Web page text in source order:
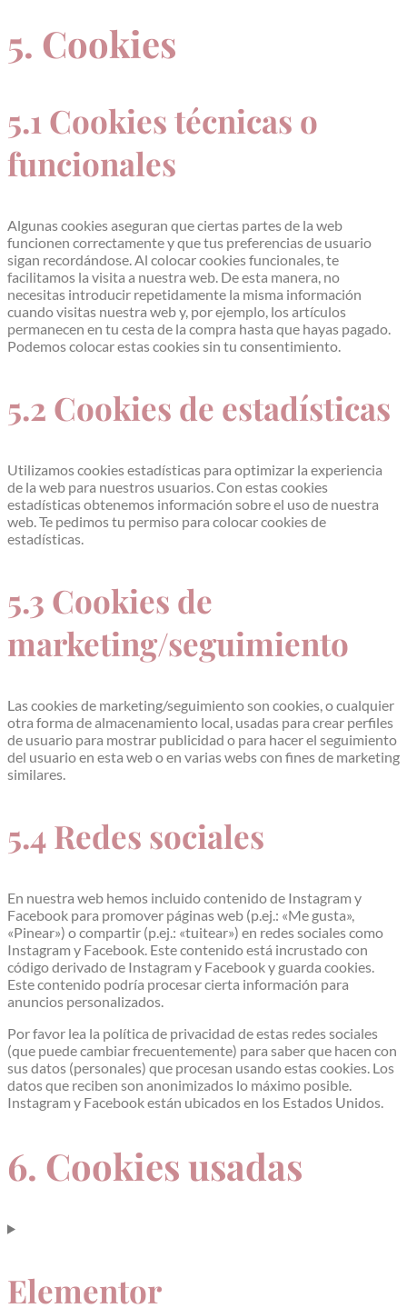
5. Cookies
5.1 Cookies técnicas o
funcionales
Algunas cookies aseguran que ciertas partes de la web
funcionen correctamente y que tus preferencias de usuario
sigan recordándose. Al colocar cookies funcionales, te
facilitamos la visita a nuestra web. De esta manera, no
necesitas introducir repetidamente la misma información
cuando visitas nuestra web y, por ejemplo, los artículos
permanecen en tu cesta de la compra hasta que hayas pagado.
Podemos colocar estas cookies sin tu consentimiento.
5.2 Cookies de estadísticas
Utilizamos cookies estadísticas para optimizar la experiencia
de la web para nuestros usuarios. Con estas cookies
estadísticas obtenemos información sobre el uso de nuestra
web. Te pedimos tu permiso para colocar cookies de
estadísticas.
5.3 Cookies de
marketing/seguimiento
Las cookies de marketing/seguimiento son cookies, o cualquier
otra forma de almacenamiento local, usadas para crear perfiles
de usuario para mostrar publicidad o para hacer el seguimiento
del usuario en esta web o en varias webs con fines de marketing
similares.
5.4 Redes sociales
En nuestra web hemos incluido contenido de Instagram y
Facebook para promover páginas web (p.ej.: «Me gusta»,
«Pinear») o compartir (p.ej.: «tuitear») en redes sociales como
Instagram y Facebook. Este contenido está incrustado con
código derivado de Instagram y Facebook y guarda cookies.
Este contenido podría procesar cierta información para
anuncios personalizados.
Por favor lea la política de privacidad de estas redes sociales
(que puede cambiar frecuentemente) para saber que hacen con
sus datos (personales) que procesan usando estas cookies. Los
datos que reciben son anonimizados lo máximo posible.
Instagram y Facebook están ubicados en los Estados Unidos.
6. Cookies usadas
Elementor